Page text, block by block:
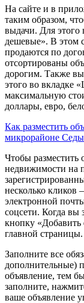
На сайте и в
таким образом,
выдачи. Для этого
дешевые». В этом
продаются по
отсортированы
дорогим. Также
этого во вкладке
максимальную
доллары, евро,
Как разместить
микрорайоне
Чтобы разместить
недвижимости на
несколько
электронной
соцсети. Когда вы
кнопку «Добавить
главной страницы.
Заполните все
дополнительные)
объявление, тем
заполните,
ваше объявление